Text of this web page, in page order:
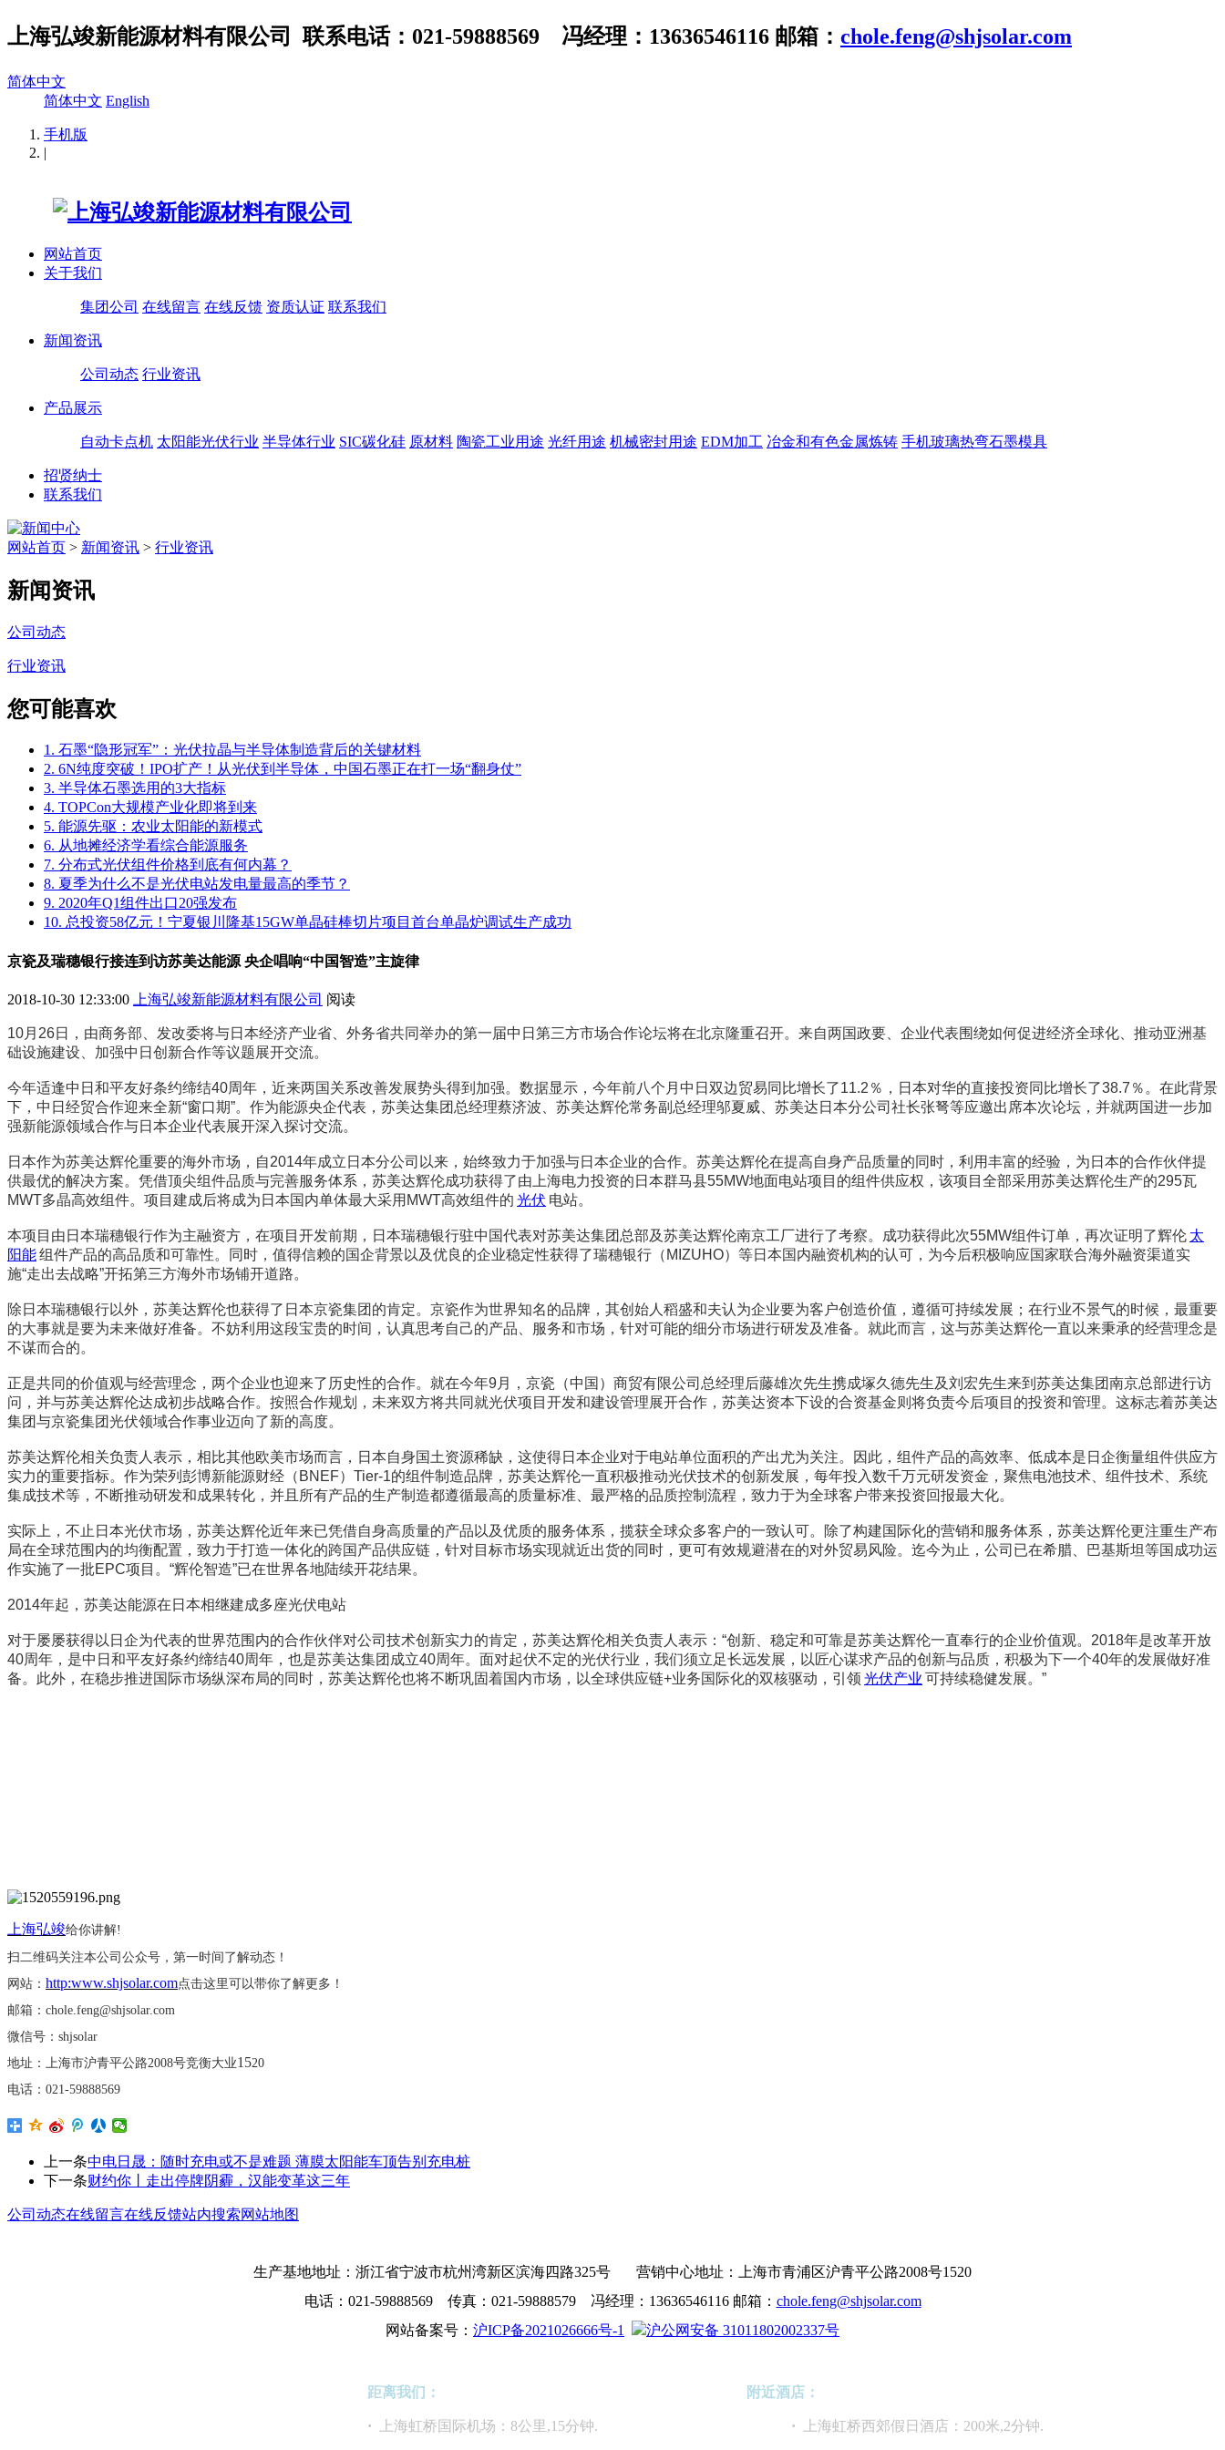
上海弘竣新能源材料有限公司 联系电话：021-59888569 冯经理：13636546116 邮箱： chole.feng@shjsolar.com
简体中文
简体中文 English
手机版
|
网站首页
关于我们
集团公司 在线留言 在线反馈 资质认证 联系我们
新闻资讯
公司动态 行业资讯
产品展示
自动卡点机 太阳能光伏行业 半导体行业 SIC碳化硅 原材料 陶瓷工业用途 光纤用途 机械密封用途 EDM加工 冶金和有色金属炼铸 手机玻璃热弯石墨模具
招贤纳士
联系我们
网站首页 > 新闻资讯 > 行业资讯
新闻资讯
公司动态
行业资讯
您可能喜欢
1. 石墨“隐形冠军”：光伏拉晶与半导体制造背后的关键材料
2. 6N纯度突破！IPO扩产！从光伏到半导体，中国石墨正在打一场“翻身仗”
3. 半导体石墨选用的3大指标
4. TOPCon大规模产业化即将到来
5. 能源先驱：农业太阳能的新模式
6. 从地摊经济学看综合能源服务
7. 分布式光伏组件价格到底有何内幕？
8. 夏季为什么不是光伏电站发电量最高的季节？
9. 2020年Q1组件出口20强发布
10. 总投资58亿元！宁夏银川隆基15GW单晶硅棒切片项目首台单晶炉调试生产成功
京瓷及瑞穗银行接连到访苏美达能源 央企唱响“中国智造”主旋律
2018-10-30 12:33:00 上海弘竣新能源材料有限公司 阅读
10月26日，由商务部、发改委将与日本经济产业省、外务省共同举办的第一届中日第三方市场合作论坛将在北京隆重召开。来自两国政要、企业代表围绕如何促进经济全球化、推动亚洲基
础设施建设、加强中日创新合作等议题展开交流。
今年适逢中日和平友好条约缔结40周年，近来两国关系改善发展势头得到加强。数据显示，今年前八个月中日双边贸易同比增长了11.2％，日本对华的直接投资同比增长了38.7％。在此背景
下，中日经贸合作迎来全新“窗口期”。作为能源央企代表，苏美达集团总经理蔡济波、苏美达辉伦常务副总经理邬夏威、苏美达日本分公司社长张弩等应邀出席本次论坛，并就两国进一步加
强新能源领域合作与日本企业代表展开深入探讨交流。
日本作为苏美达辉伦重要的海外市场，自2014年成立日本分公司以来，始终致力于加强与日本企业的合作。苏美达辉伦在提高自身产品质量的同时，利用丰富的经验，为日本的合作伙伴提
供最优的解决方案。凭借顶尖组件品质与完善服务体系，苏美达辉伦成功获得了由上海电力投资的日本群马县55MW地面电站项目的组件供应权，该项目全部采用苏美达辉伦生产的295瓦
MWT多晶高效组件。项目建成后将成为日本国内单体最大采用MWT高效组件的 光伏 电站。
本项目由日本瑞穗银行作为主融资方，在项目开发前期，日本瑞穗银行驻中国代表对苏美达集团总部及苏美达辉伦南京工厂进行了考察。成功获得此次55MW组件订单，再次证明了辉伦 太
阳能组件产品的高品质和可靠性。同时，值得信赖的国企背景以及优良的企业稳定性获得了瑞穗银行（MIZUHO）等日本国内融资机构的认可，为今后积极响应国家联合海外融资渠道实
施“走出去战略”开拓第三方海外市场铺开道路。
除日本瑞穗银行以外，苏美达辉伦也获得了日本京瓷集团的肯定。京瓷作为世界知名的品牌，其创始人稻盛和夫认为企业要为客户创造价值，遵循可持续发展；在行业不景气的时候，最重要
的大事就是要为未来做好准备。不妨利用这段宝贵的时间，认真思考自己的产品、服务和市场，针对可能的细分市场进行研发及准备。就此而言，这与苏美达辉伦一直以来秉承的经营理念是
不谋而合的。
正是共同的价值观与经营理念，两个企业也迎来了历史性的合作。就在今年9月，京瓷（中国）商贸有限公司总经理后藤雄次先生携成塚久德先生及刘宏先生来到苏美达集团南京总部进行访
问，并与苏美达辉伦达成初步战略合作。按照合作规划，未来双方将共同就光伏项目开发和建设管理展开合作，苏美达资本下设的合资基金则将负责今后项目的投资和管理。这标志着苏美达
集团与京瓷集团光伏领域合作事业迈向了新的高度。
苏美达辉伦相关负责人表示，相比其他欧美市场而言，日本自身国土资源稀缺，这使得日本企业对于电站单位面积的产出尤为关注。因此，组件产品的高效率、低成本是日企衡量组件供应方
实力的重要指标。作为荣列彭博新能源财经（BNEF）Tier-1的组件制造品牌，苏美达辉伦一直积极推动光伏技术的创新发展，每年投入数千万元研发资金，聚焦电池技术、组件技术、系统
集成技术等，不断推动研发和成果转化，并且所有产品的生产制造都遵循最高的质量标准、最严格的品质控制流程，致力于为全球客户带来投资回报最大化。
实际上，不止日本光伏市场，苏美达辉伦近年来已凭借自身高质量的产品以及优质的服务体系，揽获全球众多客户的一致认可。除了构建国际化的营销和服务体系，苏美达辉伦更注重生产布
局在全球范围内的均衡配置，致力于打造一体化的跨国产品供应链，针对目标市场实现就近出货的同时，更可有效规避潜在的对外贸易风险。迄今为止，公司已在希腊、巴基斯坦等国成功运
作实施了一批EPC项目。“辉伦智造”已在世界各地陆续开花结果。
2014年起，苏美达能源在日本相继建成多座光伏电站
对于屡屡获得以日企为代表的世界范围内的合作伙伴对公司技术创新实力的肯定，苏美达辉伦相关负责人表示：“创新、稳定和可靠是苏美达辉伦一直奉行的企业价值观。2018年是改革开放
40周年，是中日和平友好条约缔结40周年，也是苏美达集团成立40周年。面对起伏不定的光伏行业，我们须立足长远发展，以匠心谋求产品的创新与品质，积极为下一个40年的发展做好准
备。此外，在稳步推进国际市场纵深布局的同时，苏美达辉伦也将不断巩固着国内市场，以全球供应链+业务国际化的双核驱动，引领 光伏产业 可持续稳健发展。”
上海弘竣给你讲解!
扫二维码关注本公司公众号，第一时间了解动态！
网站： http:www.shjsolar.com点击这里可以带你了解更多！
邮箱： chole.feng@shjsolar.com
微信号： shjsolar
地址：上海市沪青平公路2008号竞衡大业1520
电话： 021-59888569
上一条中电日晟：随时充电或不是难题 薄膜太阳能车顶告别充电桩
下一条财约你丨走出停牌阴霾，汉能变革这三年
公司动态在线留言在线反馈站内搜索网站地图
生产基地地址：浙江省宁波市杭州湾新区滨海四路325号 营销中心地址：上海市青浦区沪青平公路2008号1520
电话：021-59888569 传真：021-59888579 冯经理：13636546116 邮箱： chole.feng@shjsolar.com
网站备案号： 沪ICP备2021026666号-1 沪公网安备 31011802002337号
距离我们： 附近酒店：
· 上海虹桥国际机场：8公里,15分钟. · 上海虹桥西郊假日酒店：200米,2分钟.